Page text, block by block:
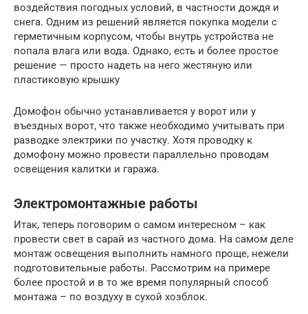
воздействия погодных условий, в частности дождя и
снега. Одним из решений является покупка модели с
герметичным корпусом, чтобы внутрь устройства не
попала влага или вода. Однако, есть и более простое
решение — просто надеть на него жестяную или
пластиковую крышку
Домофон обычно устанавливается у ворот или у
въездных ворот, что также необходимо учитывать при
разводке электрики по участку. Хотя проводку к
домофону можно провести параллельно проводам
освещения калитки и гаража.
Электромонтажные работы
Итак, теперь поговорим о самом интересном – как
провести свет в сарай из частного дома. На самом деле
монтаж освещения выполнить намного проще, нежели
подготовительные работы. Рассмотрим на примере
более простой и в то же время популярный способ
монтажа – по воздуху в сухой хозблок.